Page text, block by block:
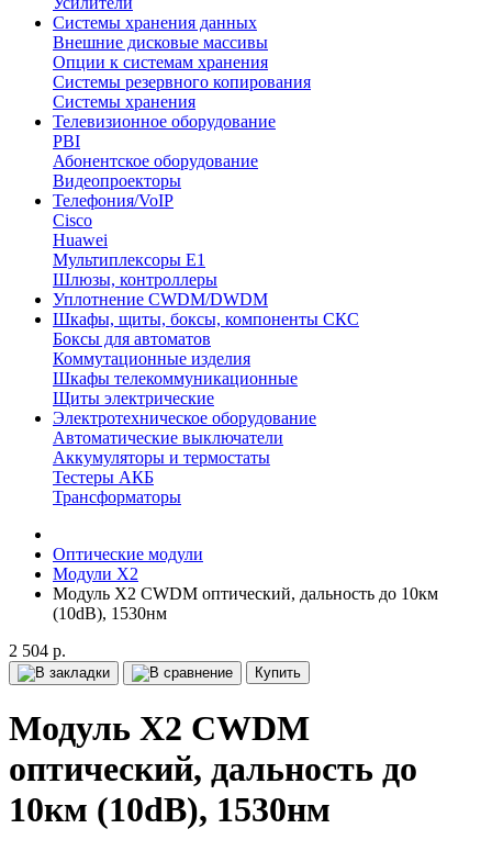
Системы хранения данных
Внешние дисковые массивы
Опции к системам хранения
Системы резервного копирования
Системы хранения
Телевизионное оборудование
PBI
Абонентское оборудование
Видеопроекторы
Телефония/VoIP
Cisco
Huawei
Мультиплексоры E1
Шлюзы, контроллеры
Уплотнение CWDM/DWDM
Шкафы, щиты, боксы, компоненты СКС
Боксы для автоматов
Коммутационные изделия
Шкафы телекоммуникационные
Щиты электрические
Электротехническое оборудование
Автоматические выключатели
Аккумуляторы и термостаты
Тестеры АКБ
Трансформаторы
Оптические модули
Модули X2
Модуль X2 CWDM оптический, дальность до 10км
(10dB), 1530нм
2 504 р.
Купить
Модуль X2 CWDM
оптический, дальность до
10км (10dB), 1530нм